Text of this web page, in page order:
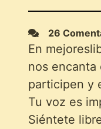
26
En
nos
participen y
Tu voz es
Siéntete